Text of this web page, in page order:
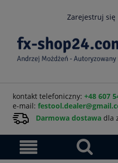
Zarejestruj się
kontakt telefoniczny: +48 607
e-mail:
Darmowa dostawa dla